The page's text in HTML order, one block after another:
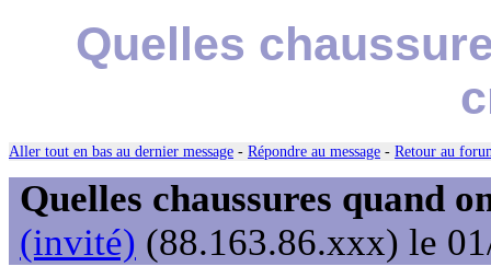
Quelles
Aller tout en bas au dernier message - Répondre au message - Retour au
Quelles chaussures quand
(invité) (88.163.86.xxx) le